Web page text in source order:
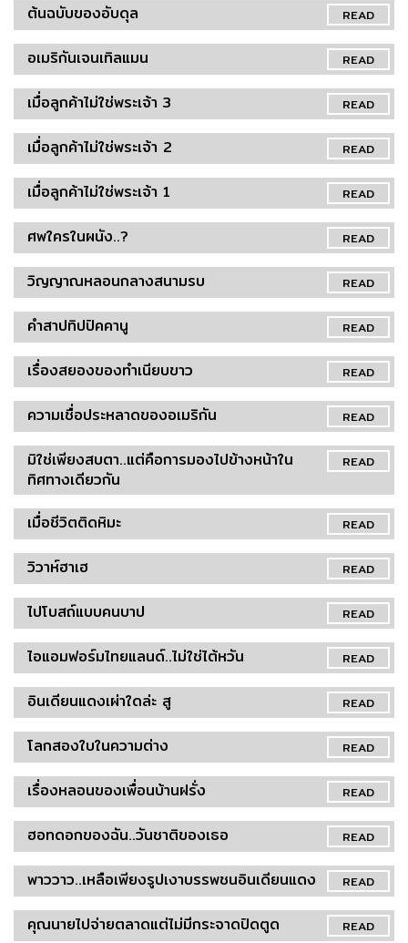
READ
ต้นฉบับของอับดุล
READ
อเมริกันเจนเทิลแมน
READ
เมื่อลูกค้าไม่ใช่พระเจ้า 3
READ
เมื่อลูกค้าไม่ใช่พระเจ้า 2
READ
เมื่อลูกค้าไม่ใช่พระเจ้า 1
READ
ศพใครในผนัง..?
READ
วิญญาณหลอนกลางสนามรบ
READ
คำสาปทิปปิคคานู
READ
เรื่องสยองของทำเนียบขาว
READ
ความเชื่อประหลาดของอเมริกัน
READ
มิใช่เพียงสบตา..แต่คือการมองไปข้างหน้าใน
ทิศทางเดียวกัน
READ
เมื่อชีวิตติดหิมะ
READ
วิวาห์ฮาเฮ
READ
ไปโบสถ์แบบคนบาป
READ
ไอแอมฟอร์มไทยแลนด์..ไม่ใช่ไต้หวัน
READ
อินเดียนแดงเผ่าใดล่ะ สู
READ
โลกสองใบในความต่าง
READ
เรื่องหลอนของเพื่อนบ้านฝรั่ง
READ
ฮอทดอกของฉัน..วันชาติของเธอ
READ
พาววาว..เหลือเพียงรูปเงาบรรพชนอินเดียนแดง
READ
คุณนายไปจ่ายตลาดแต่ไม่มีกระจาดปิดตูด